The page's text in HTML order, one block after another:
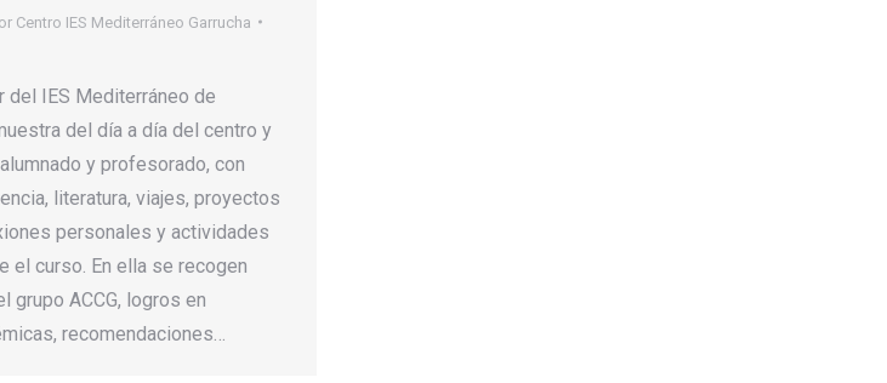
Centro IES Mediterráneo Garrucha
del IES Mediterráneo de
del día a día del centro y
y profesorado, con
literatura, viajes, proyectos
personales y actividades
el curso. En ella se recogen
grupo ACCG, logros en
recomendaciones…